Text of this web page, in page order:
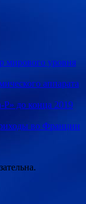
мирового уровня
аппарата
Р» до конца 2019
во Франции